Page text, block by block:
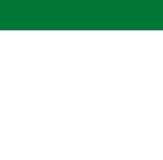
által. Előfordulhat,